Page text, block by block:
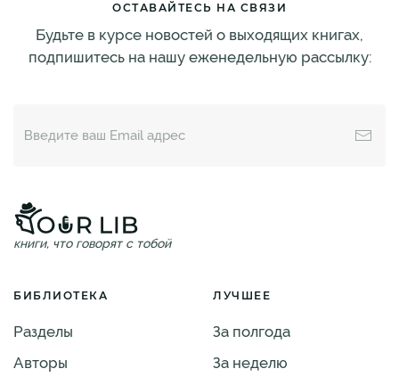
ОСТАВАЙТЕСЬ НА СВЯЗИ
Будьте в курсе новостей о выходящих книгах,
подпишитесь на нашу еженедельную рассылку:
книги, что говорят с тобой
БИБЛИОТЕКА
Разделы
Авторы
ЛУЧШЕЕ
За полгода
За неделю